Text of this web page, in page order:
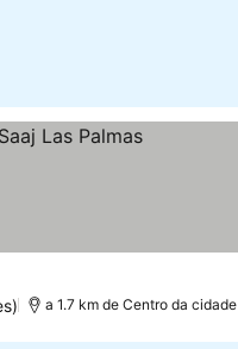
a 1.7 km de Centro da cidade